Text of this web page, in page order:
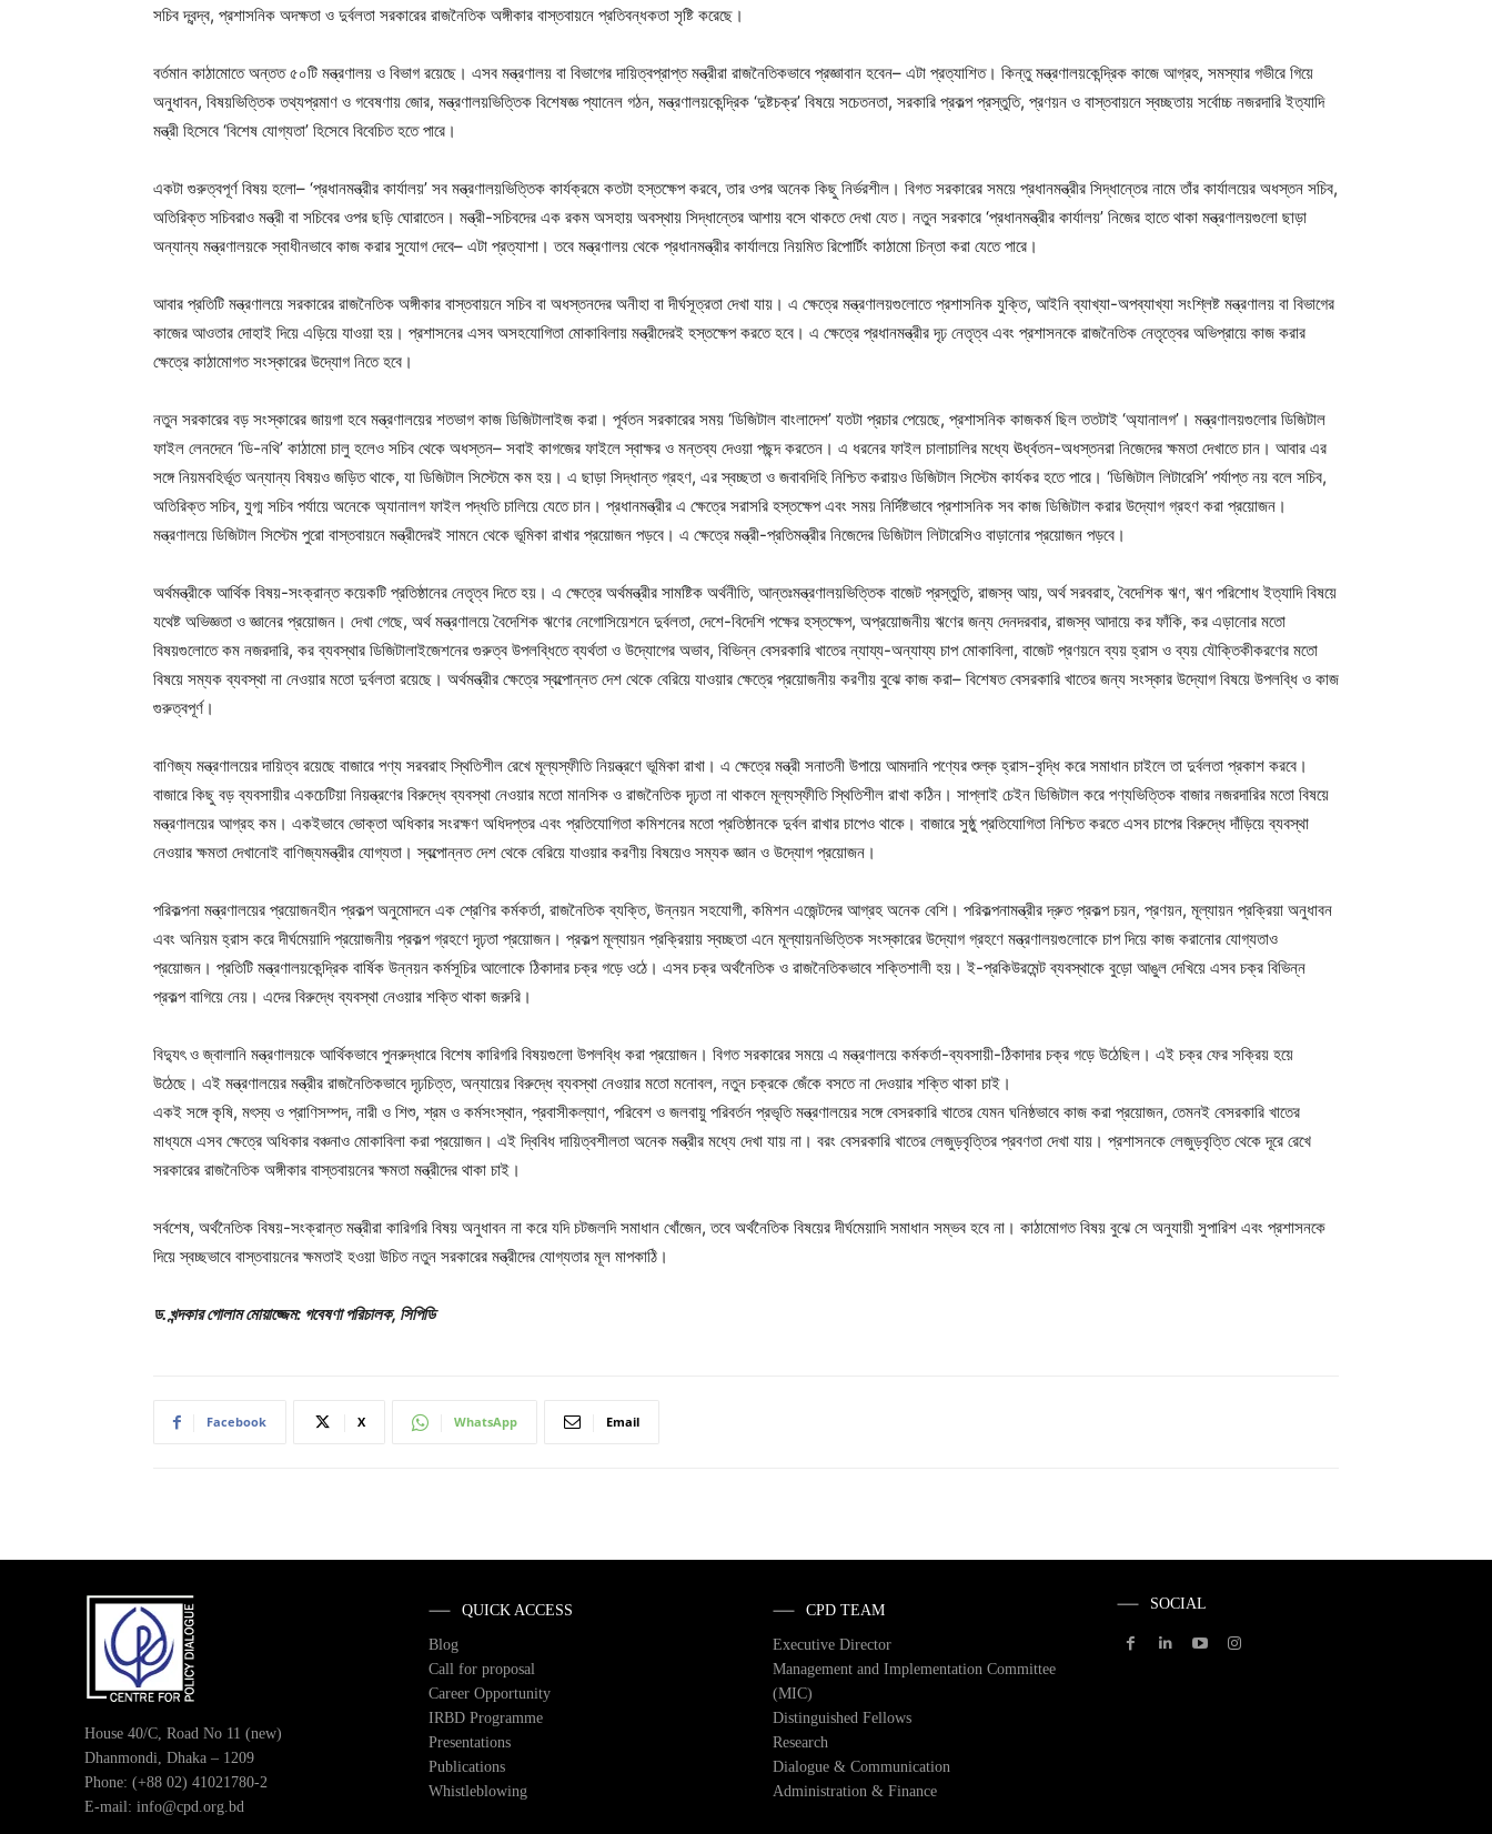
সচিব দ্বন্দ্ব, প্রশাসনিক অদক্ষতা ও দুর্বলতা সরকারের রাজনৈতিক অঙ্গীকার বাস্তবায়নে প্রতিবন্ধকতা সৃষ্টি করেছে।
বর্তমান কাঠামোতে অন্তত ৫০টি মন্ত্রণালয় ও বিভাগ রয়েছে। এসব মন্ত্রণালয় বা বিভাগের দায়িত্বপ্রাপ্ত মন্ত্রীরা রাজনৈতিকভাবে প্রজ্ঞাবান হবেন– এটা প্রত্যাশিত। কিন্তু মন্ত্রণালয়কেন্দ্রিক কাজে আগ্রহ, সমস্যার গভীরে গিয়ে
অনুধাবন, বিষয়ভিত্তিক তথ্যপ্রমাণ ও গবেষণায় জোর, মন্ত্রণালয়ভিত্তিক বিশেষজ্ঞ প্যানেল গঠন, মন্ত্রণালয়কেন্দ্রিক ‘দুষ্টচক্র’ বিষয়ে সচেতনতা, সরকারি প্রকল্প প্রস্তুতি, প্রণয়ন ও বাস্তবায়নে স্বচ্ছতায় সর্বোচ্চ নজরদারি ইত্যাদি
মন্ত্রী হিসেবে ‘বিশেষ যোগ্যতা’ হিসেবে বিবেচিত হতে পারে।
একটা গুরুত্বপূর্ণ বিষয় হলো– ‘প্রধানমন্ত্রীর কার্যালয়’ সব মন্ত্রণালয়ভিত্তিক কার্যক্রমে কতটা হস্তক্ষেপ করবে, তার ওপর অনেক কিছু নির্ভরশীল। বিগত সরকারের সময়ে প্রধানমন্ত্রীর সিদ্ধান্তের নামে তাঁর কার্যালয়ের অধস্তন সচিব,
অতিরিক্ত সচিবরাও মন্ত্রী বা সচিবের ওপর ছড়ি ঘোরাতেন। মন্ত্রী-সচিবদের এক রকম অসহায় অবস্থায় সিদ্ধান্তের আশায় বসে থাকতে দেখা যেত। নতুন সরকারে ‘প্রধানমন্ত্রীর কার্যালয়’ নিজের হাতে থাকা মন্ত্রণালয়গুলো ছাড়া
অন্যান্য মন্ত্রণালয়কে স্বাধীনভাবে কাজ করার সুযোগ দেবে– এটা প্রত্যাশা। তবে মন্ত্রণালয় থেকে প্রধানমন্ত্রীর কার্যালয়ে নিয়মিত রিপোর্টিং কাঠামো চিন্তা করা যেতে পারে।
আবার প্রতিটি মন্ত্রণালয়ে সরকারের রাজনৈতিক অঙ্গীকার বাস্তবায়নে সচিব বা অধস্তনদের অনীহা বা দীর্ঘসূত্রতা দেখা যায়। এ ক্ষেত্রে মন্ত্রণালয়গুলোতে প্রশাসনিক যুক্তি, আইনি ব্যাখ্যা-অপব্যাখ্যা সংশ্লিষ্ট মন্ত্রণালয় বা বিভাগের
কাজের আওতার দোহাই দিয়ে এড়িয়ে যাওয়া হয়। প্রশাসনের এসব অসহযোগিতা মোকাবিলায় মন্ত্রীদেরই হস্তক্ষেপ করতে হবে। এ ক্ষেত্রে প্রধানমন্ত্রীর দৃঢ় নেতৃত্ব এবং প্রশাসনকে রাজনৈতিক নেতৃত্বের অভিপ্রায়ে কাজ করার
ক্ষেত্রে কাঠামোগত সংস্কারের উদ্যোগ নিতে হবে।
নতুন সরকারের বড় সংস্কারের জায়গা হবে মন্ত্রণালয়ের শতভাগ কাজ ডিজিটালাইজ করা। পূর্বতন সরকারের সময় ‘ডিজিটাল বাংলাদেশ’ যতটা প্রচার পেয়েছে, প্রশাসনিক কাজকর্ম ছিল ততটাই ‘অ্যানালগ’। মন্ত্রণালয়গুলোর ডিজিটাল
ফাইল লেনদেনে ‘ডি-নথি’ কাঠামো চালু হলেও সচিব থেকে অধস্তন– সবাই কাগজের ফাইলে স্বাক্ষর ও মন্তব্য দেওয়া পছন্দ করতেন। এ ধরনের ফাইল চালাচালির মধ্যে ঊর্ধ্বতন-অধস্তনরা নিজেদের ক্ষমতা দেখাতে চান। আবার এর
সঙ্গে নিয়মবহির্ভূত অন্যান্য বিষয়ও জড়িত থাকে, যা ডিজিটাল সিস্টেমে কম হয়। এ ছাড়া সিদ্ধান্ত গ্রহণ, এর স্বচ্ছতা ও জবাবদিহি নিশ্চিত করায়ও ডিজিটাল সিস্টেম কার্যকর হতে পারে। ‘ডিজিটাল লিটারেসি’ পর্যাপ্ত নয় বলে সচিব,
অতিরিক্ত সচিব, যুগ্ম সচিব পর্যায়ে অনেকে অ্যানালগ ফাইল পদ্ধতি চালিয়ে যেতে চান। প্রধানমন্ত্রীর এ ক্ষেত্রে সরাসরি হস্তক্ষেপ এবং সময় নির্দিষ্টভাবে প্রশাসনিক সব কাজ ডিজিটাল করার উদ্যোগ গ্রহণ করা প্রয়োজন।
মন্ত্রণালয়ে ডিজিটাল সিস্টেম পুরো বাস্তবায়নে মন্ত্রীদেরই সামনে থেকে ভূমিকা রাখার প্রয়োজন পড়বে। এ ক্ষেত্রে মন্ত্রী-প্রতিমন্ত্রীর নিজেদের ডিজিটাল লিটারেসিও বাড়ানোর প্রয়োজন পড়বে।
অর্থমন্ত্রীকে আর্থিক বিষয়-সংক্রান্ত কয়েকটি প্রতিষ্ঠানের নেতৃত্ব দিতে হয়। এ ক্ষেত্রে অর্থমন্ত্রীর সামষ্টিক অর্থনীতি, আন্তঃমন্ত্রণালয়ভিত্তিক বাজেট প্রস্তুতি, রাজস্ব আয়, অর্থ সরবরাহ, বৈদেশিক ঋণ, ঋণ পরিশোধ ইত্যাদি বিষয়ে
যথেষ্ট অভিজ্ঞতা ও জ্ঞানের প্রয়োজন। দেখা গেছে, অর্থ মন্ত্রণালয়ে বৈদেশিক ঋণের নেগোসিয়েশনে দুর্বলতা, দেশে-বিদেশি পক্ষের হস্তক্ষেপ, অপ্রয়োজনীয় ঋণের জন্য দেনদরবার, রাজস্ব আদায়ে কর ফাঁকি, কর এড়ানোর মতো
বিষয়গুলোতে কম নজরদারি, কর ব্যবস্থার ডিজিটালাইজেশনের গুরুত্ব উপলব্ধিতে ব্যর্থতা ও উদ্যোগের অভাব, বিভিন্ন বেসরকারি খাতের ন্যায্য-অন্যায্য চাপ মোকাবিলা, বাজেট প্রণয়নে ব্যয় হ্রাস ও ব্যয় যৌক্তিকীকরণের মতো
বিষয়ে সম্যক ব্যবস্থা না নেওয়ার মতো দুর্বলতা রয়েছে। অর্থমন্ত্রীর ক্ষেত্রে স্বল্পোন্নত দেশ থেকে বেরিয়ে যাওয়ার ক্ষেত্রে প্রয়োজনীয় করণীয় বুঝে কাজ করা– বিশেষত বেসরকারি খাতের জন্য সংস্কার উদ্যোগ বিষয়ে উপলব্ধি ও কাজ
গুরুত্বপূর্ণ।
বাণিজ্য মন্ত্রণালয়ের দায়িত্ব রয়েছে বাজারে পণ্য সরবরাহ স্থিতিশীল রেখে মূল্যস্ফীতি নিয়ন্ত্রণে ভূমিকা রাখা। এ ক্ষেত্রে মন্ত্রী সনাতনী উপায়ে আমদানি পণ্যের শুল্ক হ্রাস-বৃদ্ধি করে সমাধান চাইলে তা দুর্বলতা প্রকাশ করবে।
বাজারে কিছু বড় ব্যবসায়ীর একচেটিয়া নিয়ন্ত্রণের বিরুদ্ধে ব্যবস্থা নেওয়ার মতো মানসিক ও রাজনৈতিক দৃঢ়তা না থাকলে মূল্যস্ফীতি স্থিতিশীল রাখা কঠিন। সাপ্লাই চেইন ডিজিটাল করে পণ্যভিত্তিক বাজার নজরদারির মতো বিষয়ে
মন্ত্রণালয়ের আগ্রহ কম। একইভাবে ভোক্তা অধিকার সংরক্ষণ অধিদপ্তর এবং প্রতিযোগিতা কমিশনের মতো প্রতিষ্ঠানকে দুর্বল রাখার চাপেও থাকে। বাজারে সুষ্ঠু প্রতিযোগিতা নিশ্চিত করতে এসব চাপের বিরুদ্ধে দাঁড়িয়ে ব্যবস্থা
নেওয়ার ক্ষমতা দেখানোই বাণিজ্যমন্ত্রীর যোগ্যতা। স্বল্পোন্নত দেশ থেকে বেরিয়ে যাওয়ার করণীয় বিষয়েও সম্যক জ্ঞান ও উদ্যোগ প্রয়োজন।
পরিকল্পনা মন্ত্রণালয়ের প্রয়োজনহীন প্রকল্প অনুমোদনে এক শ্রেণির কর্মকর্তা, রাজনৈতিক ব্যক্তি, উন্নয়ন সহযোগী, কমিশন এজেন্টদের আগ্রহ অনেক বেশি। পরিকল্পনামন্ত্রীর দ্রুত প্রকল্প চয়ন, প্রণয়ন, মূল্যায়ন প্রক্রিয়া অনুধাবন
এবং অনিয়ম হ্রাস করে দীর্ঘমেয়াদি প্রয়োজনীয় প্রকল্প গ্রহণে দৃঢ়তা প্রয়োজন। প্রকল্প মূল্যায়ন প্রক্রিয়ায় স্বচ্ছতা এনে মূল্যায়নভিত্তিক সংস্কারের উদ্যোগ গ্রহণে মন্ত্রণালয়গুলোকে চাপ দিয়ে কাজ করানোর যোগ্যতাও
প্রয়োজন। প্রতিটি মন্ত্রণালয়কেন্দ্রিক বার্ষিক উন্নয়ন কর্মসূচির আলোকে ঠিকাদার চক্র গড়ে ওঠে। এসব চক্র অর্থনৈতিক ও রাজনৈতিকভাবে শক্তিশালী হয়। ই-প্রকিউরমেন্ট ব্যবস্থাকে বুড়ো আঙুল দেখিয়ে এসব চক্র বিভিন্ন
প্রকল্প বাগিয়ে নেয়। এদের বিরুদ্ধে ব্যবস্থা নেওয়ার শক্তি থাকা জরুরি।
বিদ্যুৎ ও জ্বালানি মন্ত্রণালয়কে আর্থিকভাবে পুনরুদ্ধারে বিশেষ কারিগরি বিষয়গুলো উপলব্ধি করা প্রয়োজন। বিগত সরকারের সময়ে এ মন্ত্রণালয়ে কর্মকর্তা-ব্যবসায়ী-ঠিকাদার চক্র গড়ে উঠেছিল। এই চক্র ফের সক্রিয় হয়ে
উঠেছে। এই মন্ত্রণালয়ের মন্ত্রীর রাজনৈতিকভাবে দৃঢ়চিত্ত, অন্যায়ের বিরুদ্ধে ব্যবস্থা নেওয়ার মতো মনোবল, নতুন চক্রকে জেঁকে বসতে না দেওয়ার শক্তি থাকা চাই।
একই সঙ্গে কৃষি, মৎস্য ও প্রাণিসম্পদ, নারী ও শিশু, শ্রম ও কর্মসংস্থান, প্রবাসীকল্যাণ, পরিবেশ ও জলবায়ু পরিবর্তন প্রভৃতি মন্ত্রণালয়ের সঙ্গে বেসরকারি খাতের যেমন ঘনিষ্ঠভাবে কাজ করা প্রয়োজন, তেমনই বেসরকারি খাতের
মাধ্যমে এসব ক্ষেত্রে অধিকার বঞ্চনাও মোকাবিলা করা প্রয়োজন। এই দ্বিবিধ দায়িত্বশীলতা অনেক মন্ত্রীর মধ্যে দেখা যায় না। বরং বেসরকারি খাতের লেজুড়বৃত্তির প্রবণতা দেখা যায়। প্রশাসনকে লেজুড়বৃত্তি থেকে দূরে রেখে
সরকারের রাজনৈতিক অঙ্গীকার বাস্তবায়নের ক্ষমতা মন্ত্রীদের থাকা চাই।
সর্বশেষ, অর্থনৈতিক বিষয়-সংক্রান্ত মন্ত্রীরা কারিগরি বিষয় অনুধাবন না করে যদি চটজলদি সমাধান খোঁজেন, তবে অর্থনৈতিক বিষয়ের দীর্ঘমেয়াদি সমাধান সম্ভব হবে না। কাঠামোগত বিষয় বুঝে সে অনুযায়ী সুপারিশ এবং প্রশাসনকে
দিয়ে স্বচ্ছভাবে বাস্তবায়নের ক্ষমতাই হওয়া উচিত নতুন সরকারের মন্ত্রীদের যোগ্যতার মূল মাপকাঠি।
ড. খন্দকার গোলাম মোয়াজ্জেম: গবেষণা পরিচালক, সিপিডি
Facebook X WhatsApp Email
House 40/C, Road No 11 (new)
Dhanmondi, Dhaka – 1209
Phone: (+88 02) 41021780-2
E-mail: info@cpd.org.bd
QUICK ACCESS
Blog
Call for proposal
Career Opportunity
IRBD Programme
Presentations
Publications
Whistleblowing
CPD TEAM
Executive Director
Management and Implementation Committee
(MIC)
Distinguished Fellows
Research
Dialogue & Communication
Administration & Finance
SOCIAL